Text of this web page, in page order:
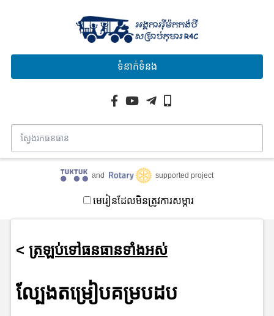
ទំនាក់ទំនង
and supported project
មេរៀនដែលមិនត្រូវការសម្ភារ
< ត្រឡប់ទៅធនធានទាំងអស់
ល្បែងតម្រៀបគម្របដប